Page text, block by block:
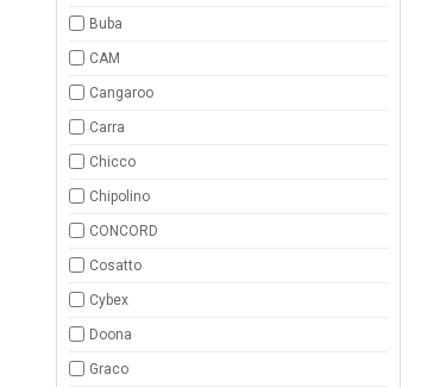
Buba
CAM
Cangaroo
Carra
Chicco
Chipolino
CONCORD
Cosatto
Cybex
Doona
Graco